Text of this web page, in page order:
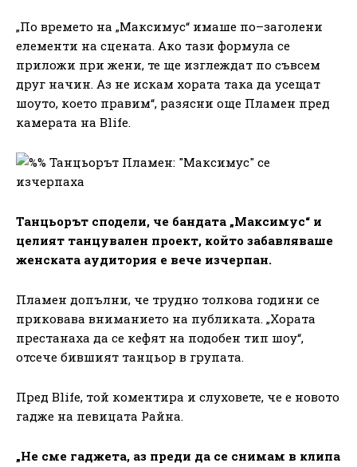
„По времето на „Максимус“ имаше по–заголени
елементи на сцената. Ако тази формула се
приложи при жени, те ще изглеждат по съвсем
друг начин. Аз не искам хората така да усещат
шоуто, което правим“, разясни още Пламен пред
камерата на Blife.
Танцьорът сподели, че бандата „Максимус“ и
целият танцувален проект, който забавляваше
женската аудитория е вече изчерпан.
Пламен допълни, че трудно толкова години се
приковава вниманието на публиката. „Хората
престанаха да се кефят на подобен тип шоу“,
отсече бившият танцьор в групата.
Пред Blife, той коментира и слуховете, че е новото
гадже на певицата Райна.
„Не сме гаджета, аз преди да се снимам в клипа